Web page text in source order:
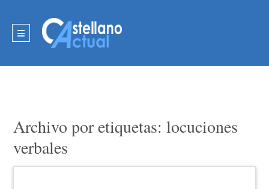
Archivo por etiquetas: locuciones
verbales